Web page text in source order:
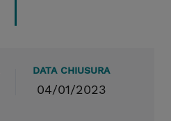
DATA CHIUSURA
04/01/2023